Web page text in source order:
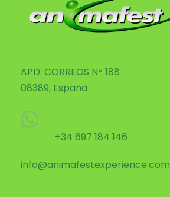
APD. CORREOS Nº 188
08389, España
+34 697 184 146
info@animafestexperience.com